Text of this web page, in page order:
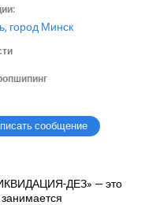
город Минск
сообщение
ДЕЗ» — это